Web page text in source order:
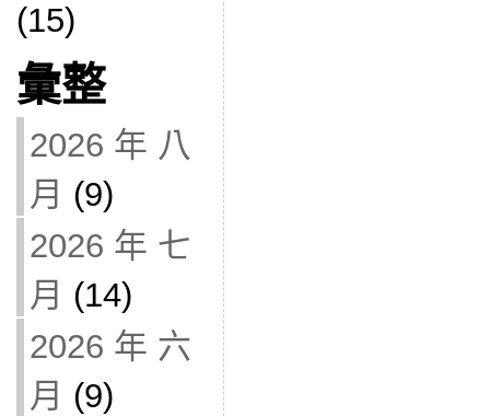
(15)
彙整
2026 年 八
月 (9)
2026 年 七
月 (14)
2026 年 六
月 (9)